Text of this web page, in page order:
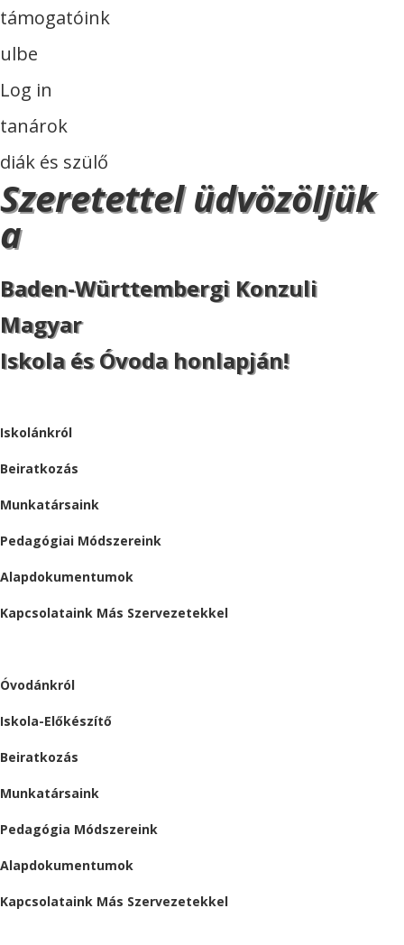
támogatóink
ulbe
Log in
tanárok
diák és szülő
Szeretettel üdvözöljük
a
Baden-Württembergi Konzuli
Magyar
Iskola és Óvoda honlapján!
Iskolánkról
Beiratkozás
Munkatársaink
Pedagógiai Módszereink
Alapdokumentumok
Kapcsolataink Más Szervezetekkel
Óvodánkról
Iskola-Előkészítő
Beiratkozás
Munkatársaink
Pedagógia Módszereink
Alapdokumentumok
Kapcsolataink Más Szervezetekkel